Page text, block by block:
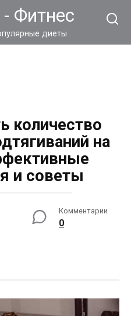
Фитнес
диеты
количество
на
и советы
Комментарии
0